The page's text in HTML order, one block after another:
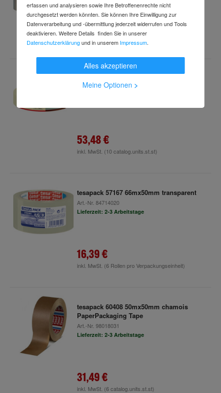
24,79 €
inkl. MwSt.(16 Rollen pro Verpackungseinheit)
Art.-Nr.89170536
53,48 €
inkl. MwSt. (10 catalog.units.st.st)
tesapack 57167 66mx50mm transparent
Art.-Nr. 84714020
Lieferzeit: 2-3 Arbeitstage
16,39 €
inkl. MwSt. (6 Rollen pro Verpackungseinheit)
tesapack 60408 50mx50mm chamois
PaperPackaging Tape
Art.-Nr. 98018031
Lieferzeit: 2-3 Arbeitstage
31,49 €
inkl. MwSt. (6 catalog.units.st.st)
erfassen und analysieren sowie Ihre Betroffenenrechte nicht
durchgesetzt werden könnten. Sie können Ihre Einwilligung zur
Datenverarbeitung und -übermittlung jederzeit widerrufen und Tools
deaktivieren. Weitere Details finden Sie in unserer
Datenschutzerklärungund in unserem Impressum.
Alles akzeptieren
Meine Optionen >